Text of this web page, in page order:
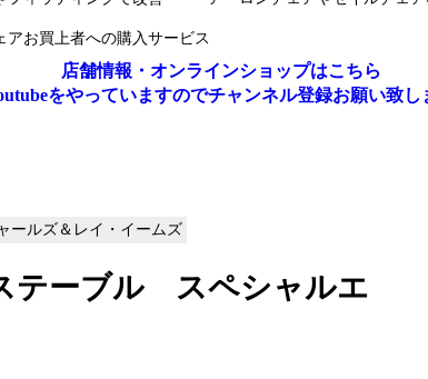
お買上者への購入サービス
店舗情報・オンラインショップはこちら
をやっていますのでチャンネル登録お願い致し
ールズ＆レイ・イームズ
テーブル スペシャルエ